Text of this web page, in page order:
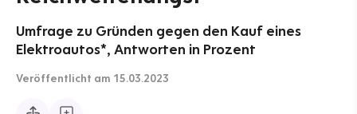
Umfrage zu Gründen gegen den Kauf eines
Elektroautos*, Antworten in Prozent
Veröffentlicht am 15.03.2023